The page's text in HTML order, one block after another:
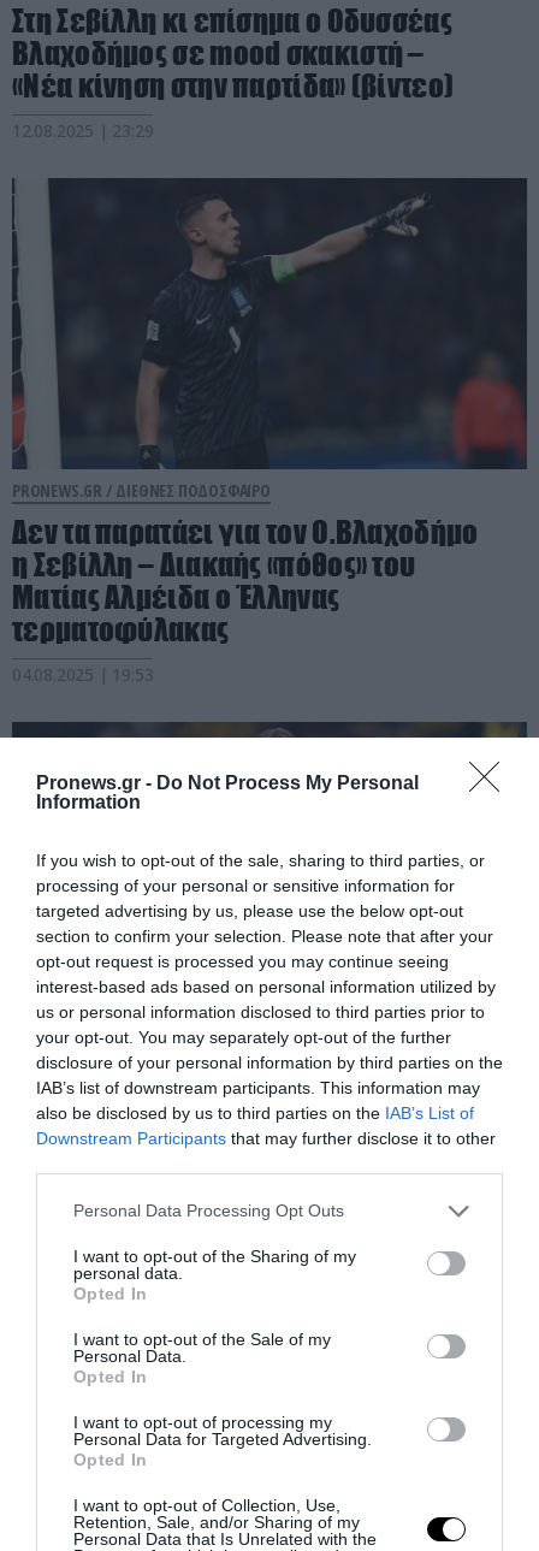
Pronews.gr - Do Not Process My Personal
Information
If you wish to opt-out of the sale, sharing to third parties, or
processing of your personal or sensitive information for
targeted advertising by us, please use the below opt-out
section to confirm your selection. Please note that after your
opt-out request is processed you may continue seeing
interest-based ads based on personal information utilized by
us or personal information disclosed to third parties prior to
your opt-out. You may separately opt-out of the further
disclosure of your personal information by third parties on the
IAB’s list of downstream participants. This information may
also be disclosed by us to third parties on the IAB’s List of
Downstream Participants that may further disclose it to other
Please note that this website/app uses one or more Google
not limited to your visit or usage behaviour. You may click to
grant or deny consent to Google and its third-party tags to
use your data for below specified purposes in below Google
consent section.
Personal Data Processing Opt Outs
I want to opt-out of the Sharing of my
personal data.
Opted In
I want to opt-out of the Sale of my
Personal Data.
Opted In
I want to opt-out of processing my
Personal Data for Targeted Advertising.
Opted In
I want to opt-out of Collection, Use,
Retention, Sale, and/or Sharing of my
Personal Data that Is Unrelated with the
Στη Σεβίλλη κι επίσημα ο Οδυσσέας
Βλαχοδήμος σε mood σκακιστή –
«Νέα κίνηση στην παρτίδα» (βίντεο)
12.08.2025 | 23:29
PRONEWS.GR / ΔΙΕΘΝΕΣ ΠΟΔΟΣΦΑΙΡΟ
Δεν τα παρατάει για τον Ο.Βλαχοδήμο
η Σεβίλλη – Διακαής «πόθος» του
Ματίας Αλμέιδα ο Έλληνας
τερματοφύλακας
04.08.2025 | 19:53
PRONEWS.GR /ΔΙΕΘΝΕΣ ΠΟΔΟΣΦΑΙΡΟ
Αυτός είναι ο Έλληνας
τερματοφύλακας που θέλει στην
Σεβίλλη ο Ματίας Αλμέιδα
PRONEWS.GR /ΑΘΛΗΤΙΣΜΟΣ